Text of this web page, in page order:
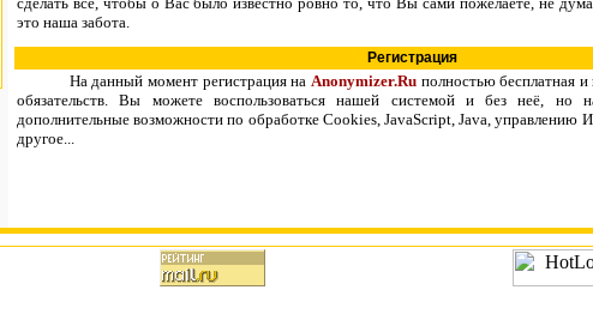
это наша забота.
Регистрация
На данный момент регистрация на Anonymizer.Ruполностью бесплатная и
обязательств. Вы можете воспользоваться нашей системой и без неё, но
дополнительные возможности по обработке Cookies, JavaScript, Java, управлению
другое...